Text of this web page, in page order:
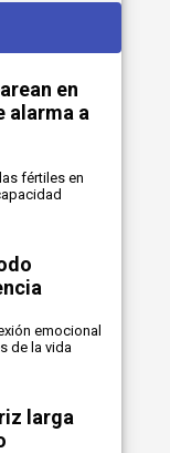
en
alarma a
fértiles en
emocional
de la vida
larga